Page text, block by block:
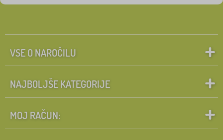
VSE O NAROČILU
NAJBOLJŠE KATEGORIJE
MOJ RAČUN: